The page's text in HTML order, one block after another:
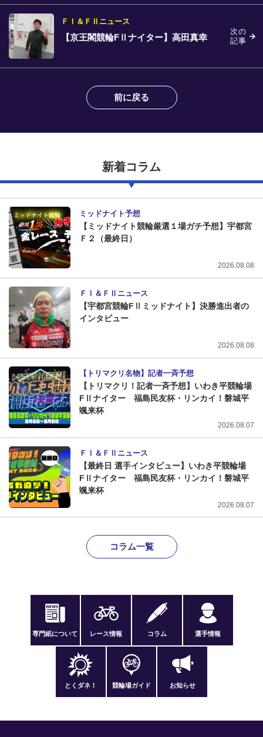
次の
記事
ＦⅠ＆ＦⅡニュース
【京王閣競輪FⅡナイター】高田真幸
前に戻る
新着コラム
ミッドナイト予想
【ミッドナイト競輪厳選１場ガチ予想】宇都宮
Ｆ２（最終日）
2026.08.08
ＦⅠ＆ＦⅡニュース
【宇都宮競輪FⅡミッドナイト】決勝進出者の
インタビュー
2026.08.08
【トリマクリ名物】記者一斉予想
【トリマクリ！記者一斉予想】いわき平競輪場
FⅡナイター 福島民友杯・リンカイ！磐城平
颯来杯
2026.08.07
ＦⅠ＆ＦⅡニュース
【最終日 選手インタビュー】いわき平競輪場
FⅡナイター 福島民友杯・リンカイ！磐城平
颯来杯
2026.08.07
コラム一覧
専門紙について レース情報 コラム 選手情報
とくダネ！ 競輪場ガイド お知らせ